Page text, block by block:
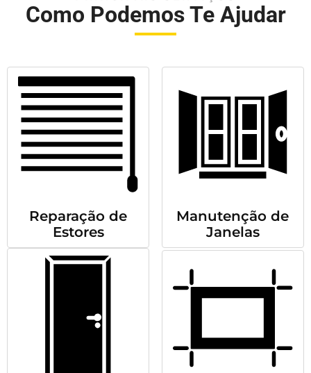
Como Podemos Te Ajudar
Reparação de
Estores
Manutenção de
Janelas